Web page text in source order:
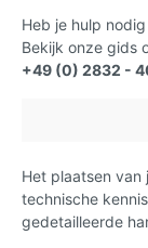
Heb je hulp
Bekijk onze gids
+49 (0) 2832 -
Het plaatsen van
technische
gedetailleerde